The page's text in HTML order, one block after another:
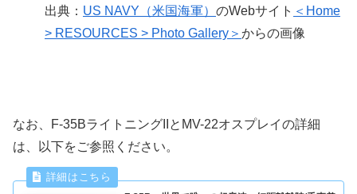
出典： US NAVY（米国海軍） のWebサイト ＜Home
> RESOURCES > Photo Gallery＞ からの画像
なお、F-35BライトニングIIとMV-22オスプレイの詳細
は、以下をご参照ください。